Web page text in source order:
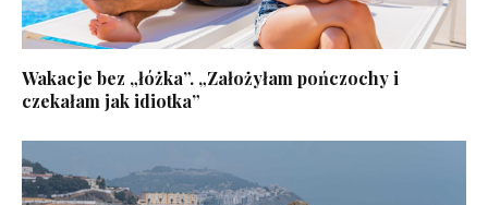
Wakacje bez „łóżka”. „Założyłam pończochy i
czekałam jak idiotka”